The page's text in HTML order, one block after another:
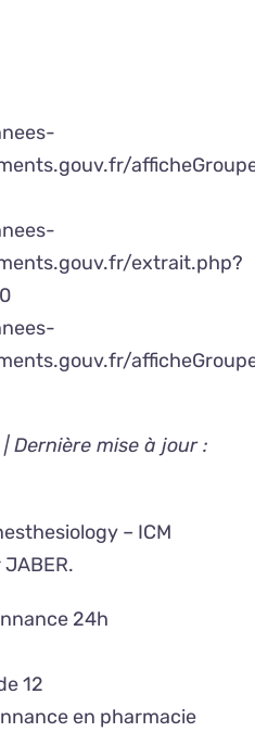
extrait.php?
Dernière mise à jour :
– ICM
JABER.
24h
12
en pharmacie